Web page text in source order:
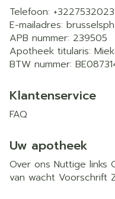
Telefoon: +3227532023
E-mailadres:
APB nummer: 239505
Apotheek titularis:
BTW nummer:
Klantenservice
FAQ
Uw apotheek
Over ons Nuttige links
van wacht Voorschrift